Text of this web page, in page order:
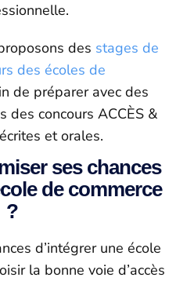
des stages de
des écoles de
de préparer avec des
des concours ACCÈS &
et orales.
ses chances
de commerce
?
d’intégrer une école
la bonne voie d’accès